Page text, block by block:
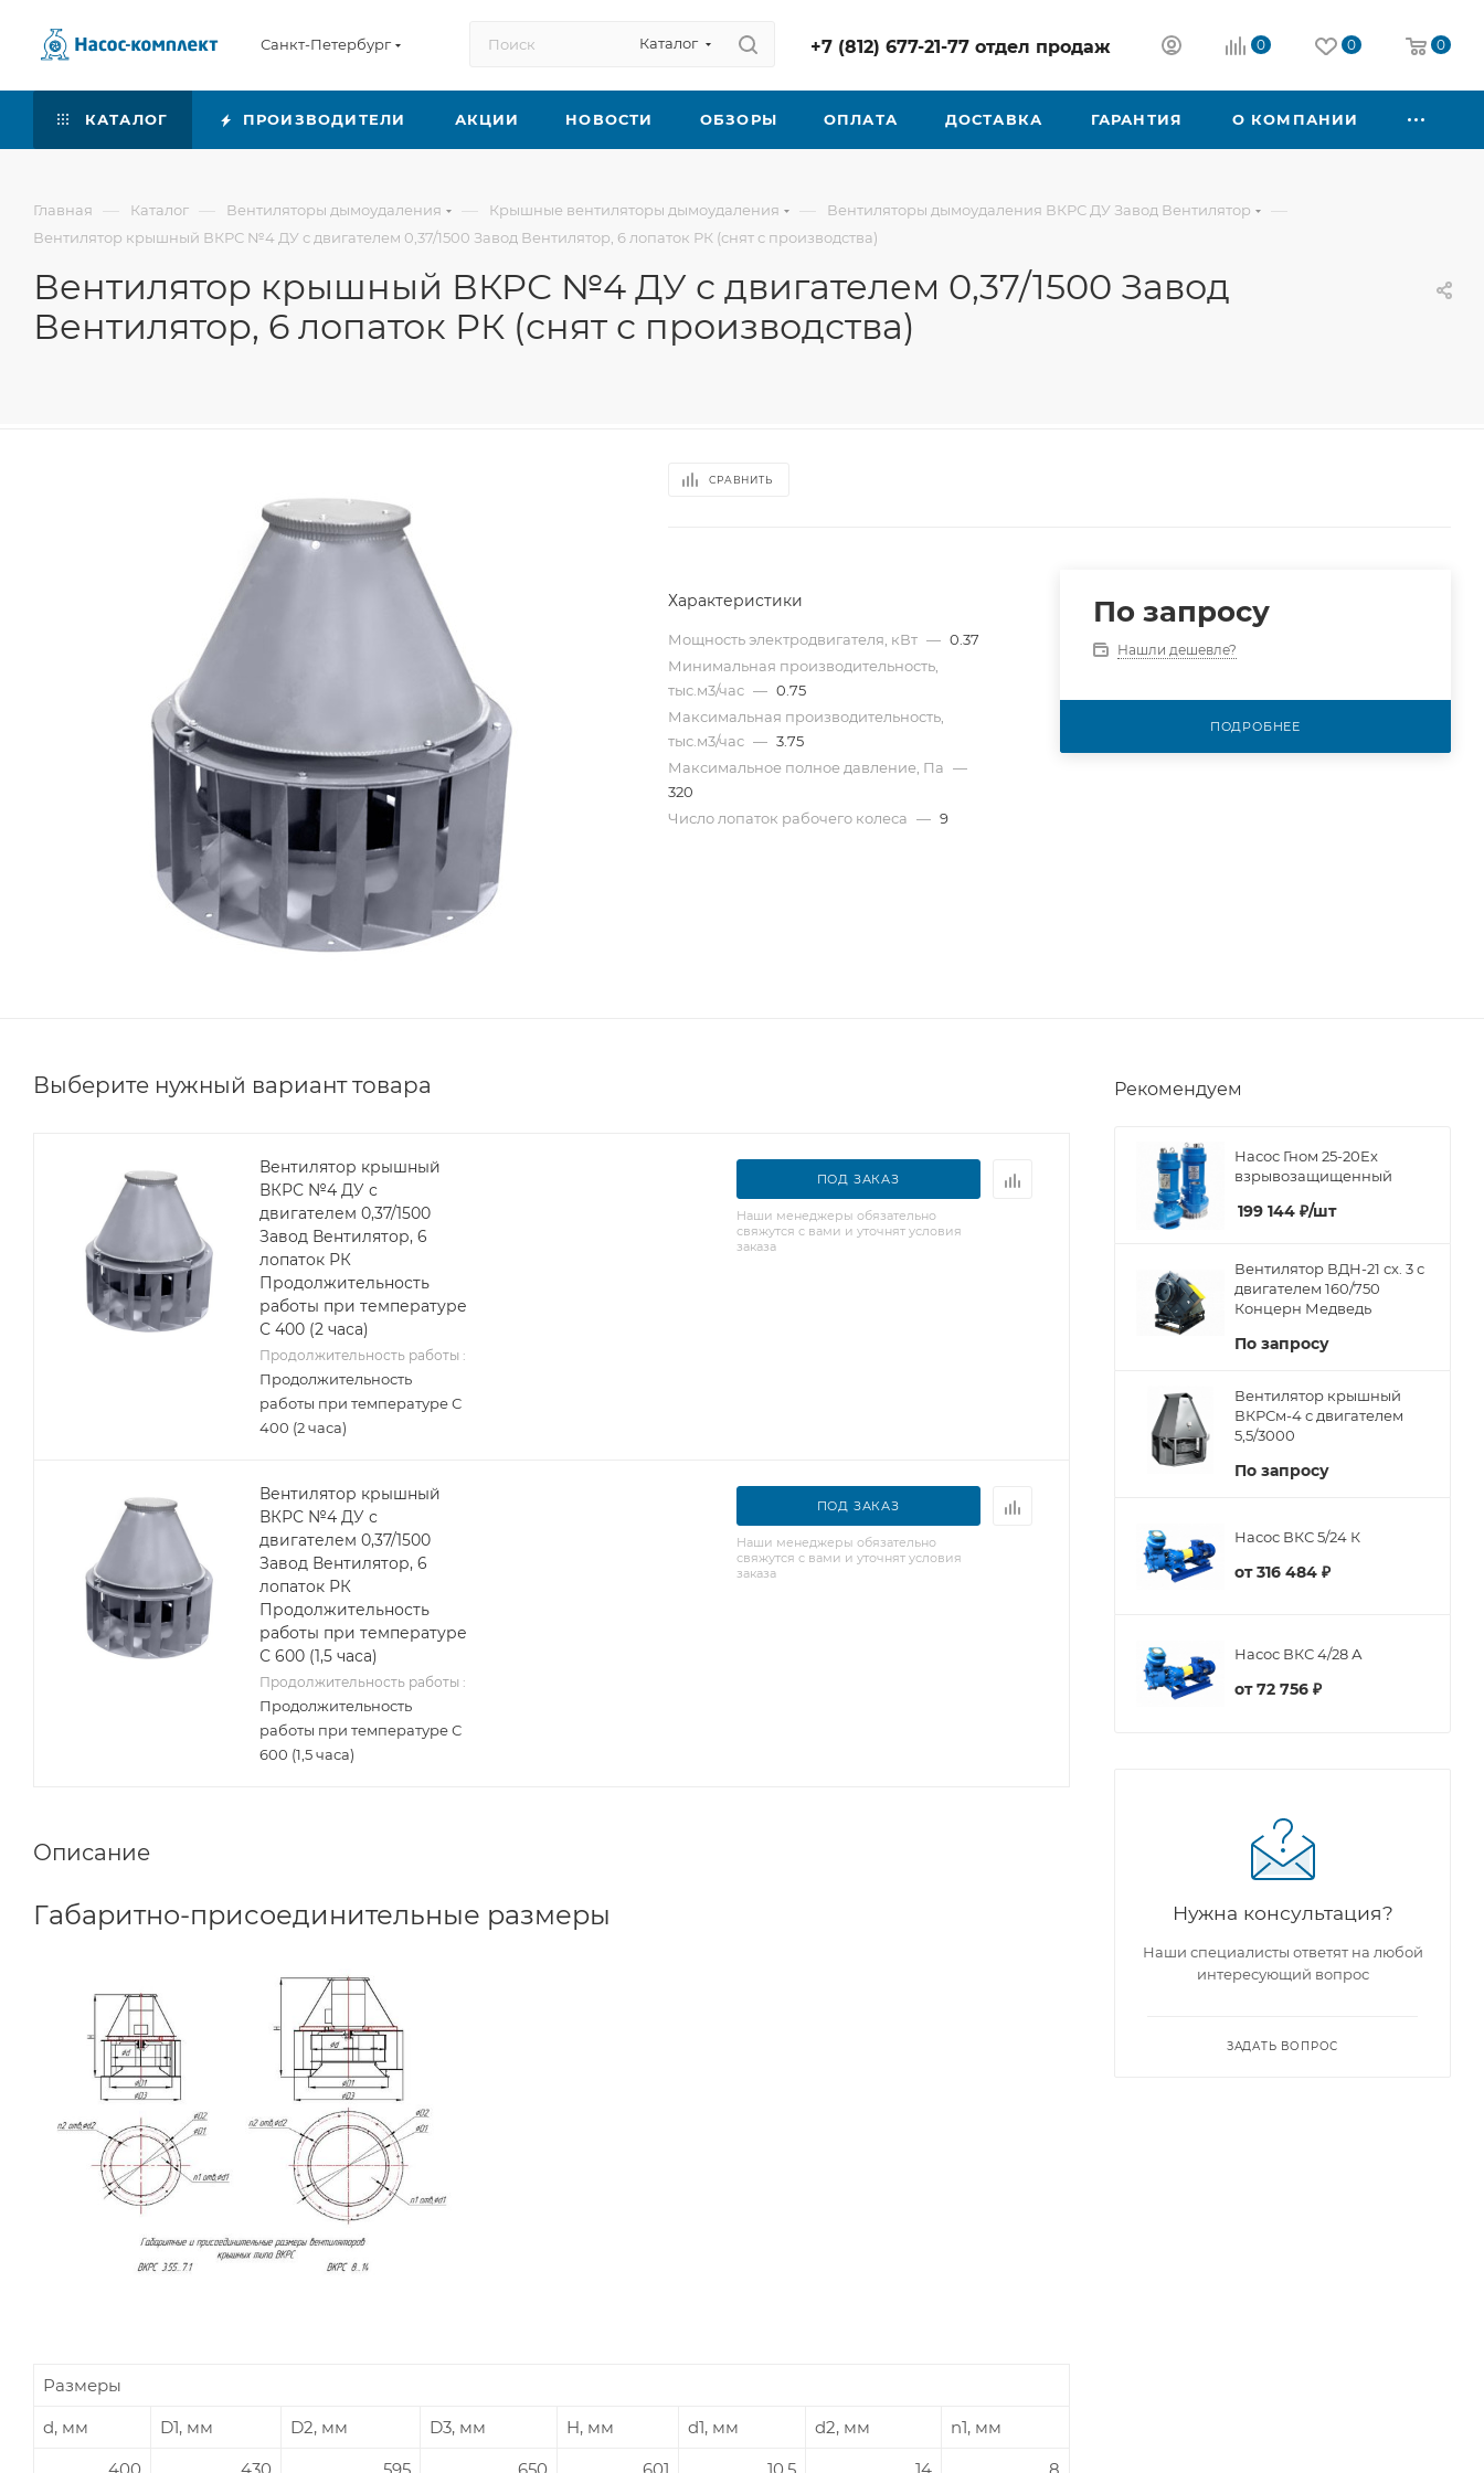
Санкт-Петербург Каталог +7 (812) 677-21-77 отдел продаж 0 0 0
КАТАЛОГ ПРОИЗВОДИТЕЛИ АКЦИИ НОВОСТИ ОБЗОРЫ ОПЛАТА ДОСТАВКА ГАРАНТИЯ О КОМПАНИИ
Главная — Каталог — Вентиляторы дымоудаления — Крышные вентиляторы дымоудаления — Вентиляторы дымоудаления ВКРС ДУ Завод Вентилятор —
Вентилятор крышный ВКРС №4 ДУ с двигателем 0,37/1500 Завод Вентилятор, 6 лопаток РК (снят с производства)
Вентилятор крышный ВКРС №4 ДУ с двигателем 0,37/1500 Завод
Вентилятор, 6 лопаток РК (снят с производства)
СРАВНИТЬ
Характеристики
Мощность электродвигателя, кВт — 0.37
Минимальная производительность,
тыс.м3/час — 0.75
Максимальная производительность,
тыс.м3/час — 3.75
Максимальное полное давление, Па —
320
Число лопаток рабочего колеса — 9
По запросу
Нашли дешевле?
ПОДРОБНЕЕ
Выберите нужный вариант товара
Вентилятор крышный
ВКРС №4 ДУ с
двигателем 0,37/1500
Завод Вентилятор, 6
лопаток РК
Продолжительность
работы при температуре
С 400 (2 часа)
Продолжительность работы :
Продолжительность
работы при температуре С
400 (2 часа)
ПОД ЗАКАЗ
Наши менеджеры обязательно
свяжутся с вами и уточнят условия
заказа
Вентилятор крышный
ВКРС №4 ДУ с
двигателем 0,37/1500
Завод Вентилятор, 6
лопаток РК
Продолжительность
работы при температуре
С 600 (1,5 часа)
Продолжительность работы :
Продолжительность
работы при температуре С
600 (1,5 часа)
ПОД ЗАКАЗ
Наши менеджеры обязательно
свяжутся с вами и уточнят условия
заказа
Описание
Габаритно-присоединительные размеры
Размеры
d, мм
D1, мм D2, мм D3, мм H, мм d1, мм d2, мм
n1, мм
Рекомендуем
Насос Гном 25-20Ex
взрывозащищенный
199 144 ₽/шт
Вентилятор ВДН-21 сх. 3 с
двигателем 160/750
Концерн Медведь
По запросу
Вентилятор крышный
ВКРСм-4 с двигателем
5,5/3000
По запросу
Насос ВКС 5/24 К
от316 484 ₽
Насос ВКС 4/28 А
от72 756 ₽
Нужна консультация?
Наши специалисты ответят на любой
интересующий вопрос
ЗАДАТЬ ВОПРОС